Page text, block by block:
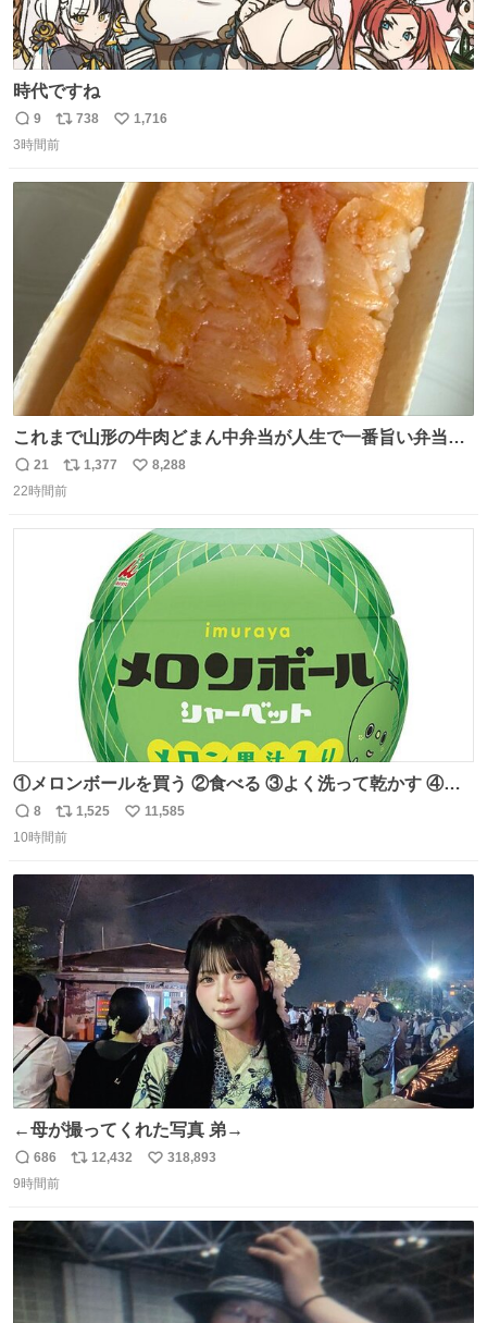
時代ですね
返
信
9
リ
ポ
738
い
数
1,716
3時間前
これまで山形の牛肉どまん中弁当が人生で一番旨い弁当だ
ったのだが、それを遥かに超える弁当発見。 個人的に駅弁
＆空弁ランキングぶっち切りで首位を独走しているお弁当
れてるクルーの方は駅での購入が断然オススメです👍 #え
んがわ明太寿司
返
信
21
リ
ポ
1,377
い
数
8,288
22時間前
①メロンボールを買う ②食べる ③よく洗って乾かす ④か
わいい
返
信
8
リ
ポ
数
1,525
い
数
11,585
10時間前
←母が撮ってくれた写真 弟→
返
信
686
リ
ト
数
12,432
い
数
318,893
9時間前